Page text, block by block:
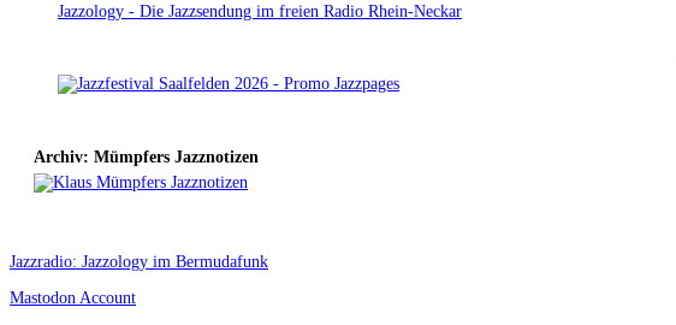
Jazzology - Die Jazzsendung im freien Radio Rhein-Neckar
Archiv: Mümpfers Jazznotizen
Jazzradio: Jazzology im Bermudafunk
Mastodon Account